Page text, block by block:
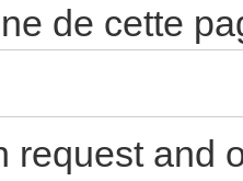
de cette
request and